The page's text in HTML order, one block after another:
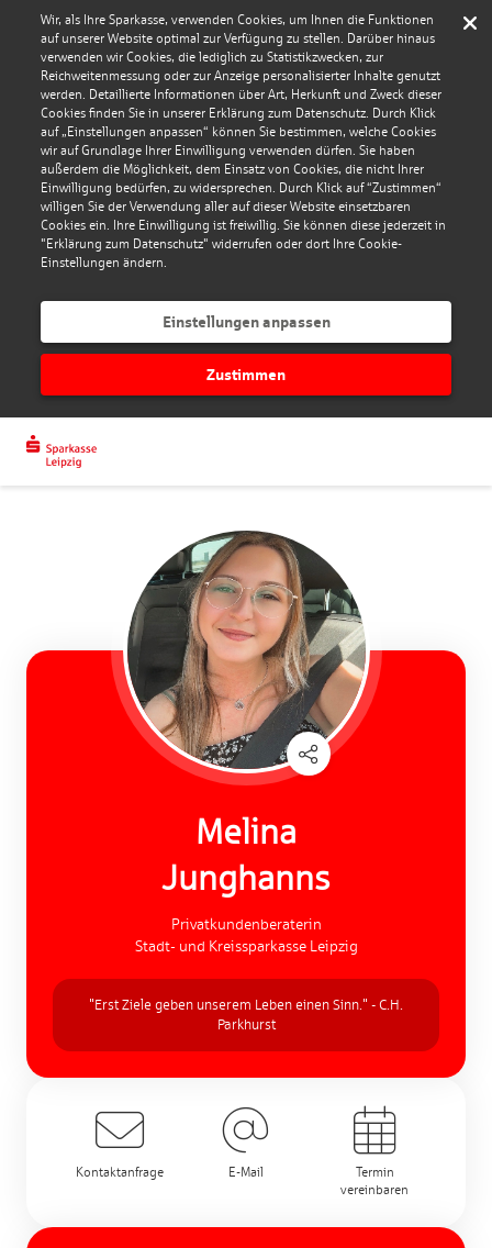
Wir, als Ihre Sparkasse, verwenden Cookies, um Ihnen die Funktionen
auf unserer Website optimal zur Verfügung zu stellen. Darüber hinaus
verwenden wir Cookies, die lediglich zu Statistikzwecken, zur
Reichweitenmessung oder zur Anzeige personalisierter Inhalte genutzt
werden. Detaillierte Informationen über Art, Herkunft und Zweck dieser
Cookies finden Sie in unserer Erklärung zum Datenschutz. Durch Klick
auf „Einstellungen anpassen“ können Sie bestimmen, welche Cookies
wir auf Grundlage Ihrer Einwilligung verwenden dürfen. Sie haben
außerdem die Möglichkeit, dem Einsatz von Cookies, die nicht Ihrer
Einwilligung bedürfen, zu widersprechen. Durch Klick auf “Zustimmen“
willigen Sie der Verwendung aller auf dieser Website einsetzbaren
Cookies ein. Ihre Einwilligung ist freiwillig. Sie können diese jederzeit in
"Erklärung zum Datenschutz" widerrufen oder dort Ihre Cookie-
Einstellungen ändern.
Einstellungen anpassen
Zustimmen
Melina
Junghanns
Privatkundenberaterin
Stadt- und Kreissparkasse Leipzig
"Erst Ziele geben unserem Leben einen Sinn." - C.H.
Parkhurst
Kontaktanfrage E-Mail
Termin
vereinbaren